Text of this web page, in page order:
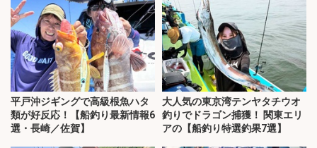
平戸沖ジギングで高級根魚ハタ
類が好反応！【船釣り最新情報6
選・長崎／佐賀】
大人気の東京湾テンヤタチウオ
釣りでドラゴン捕獲！ 関東エリ
アの【船釣り特選釣果7選】